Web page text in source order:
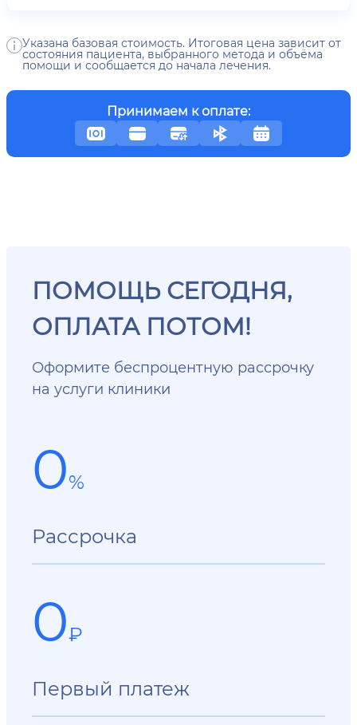
Указана базовая стоимость. Итоговая цена зависит от
состояния пациента, выбранного метода и объёма
помощи и сообщается до начала лечения.
Принимаем к оплате:
ПОМОЩЬ СЕГОДНЯ,
ОПЛАТА ПОТОМ!
Оформите беспроцентную рассрочку
на услуги клиники
0%
Рассрочка
0₽
Первый платеж